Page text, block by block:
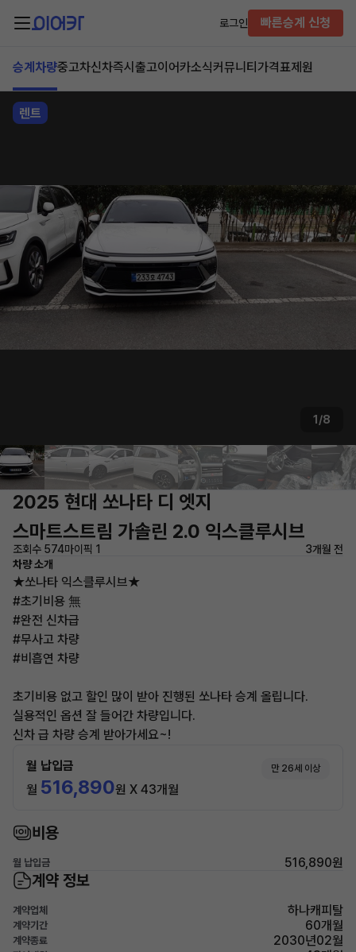
로그인 빠른승계 신청
승계차량중고차신차즉시출고이어카소식커뮤니티 가격표제원
렌트
1/8
2025 현대 쏘나타 디 엣지
스마트스트림 가솔린 2.0 익스클루시브
조회수 574마이픽 1
3개월 전
차량 소개
★쏘나타 익스클루시브★
#초기비용 無
#완전 신차급
#무사고 차량
#비흡연 차량
초기비용 없고 할인 많이 받아 진행된 쏘나타 승계 올립니다.
실용적인 옵션 잘 들어간 차량입니다.
신차 급 차량 승계 받아가세요~!
월 납입금 만 26세 이상
월 516,890원 X 43개월
비용
월 납입금 516,890원
계약 정보
계약업체 하나캐피탈
계약기간 60개월
계약종료 2030년02월